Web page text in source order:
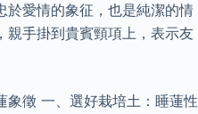
於愛情的象征，也是純潔的情
親手掛到貴賓頸項上，表示友
象徵 一、選好栽培土：睡蓮性